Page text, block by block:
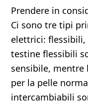
Prendere in
Ci sono tre tipi
elettrici:
testine flessibili
sensibile,
per la pelle
intercambiabili